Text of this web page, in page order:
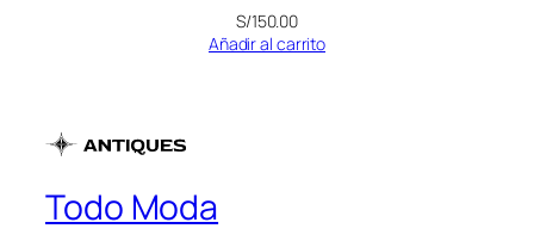
S/150.00
Añadir al carrito
Todo Moda